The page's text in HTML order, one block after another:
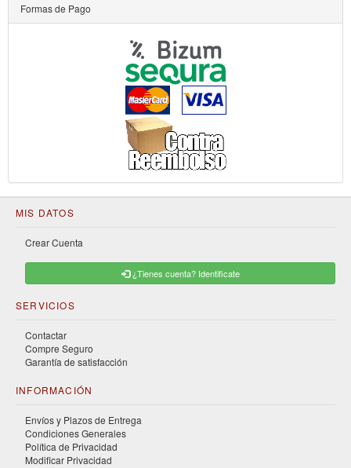
Formas de Pago
MIS DATOS
Crear Cuenta
¿Tienes cuenta? Identificate
SERVICIOS
Contactar
Compre Seguro
Garantía de satisfacción
INFORMACIÓN
Envíos y Plazos de Entrega
Condiciones Generales
Política de Privacidad
Modificar Privacidad